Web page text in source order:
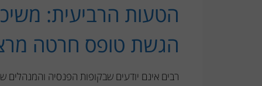
הטעות הרביעית:
הגשת טופס חרטה
רבים אינם יודעים שבקופות הפנסיה והמנהלים